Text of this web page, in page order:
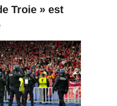
Troie » est